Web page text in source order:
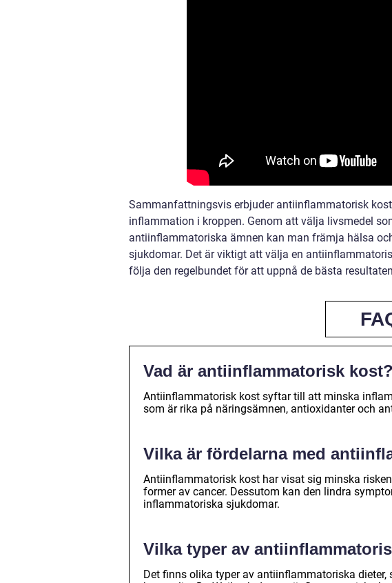
Sammanfattningsvis erbjuder antiinflammatorisk
inflammation i kroppen. Genom att välja livsmedel
antiinflammatoriska ämnen kan man främja hälsa
sjukdomar. Det är viktigt att välja en
följa den regelbundet för att uppnå de bästa
Vad är antiinflammatorisk kost?
Antiinflammatorisk kost syftar till att minska
som är rika på näringsämnen, antioxidanter och
Vilka är fördelarna med
Antiinflammatorisk kost har visat sig minska
former av cancer. Dessutom kan den lindra
inflammatoriska sjukdomar.
Vilka typer av
Det finns olika typer av antiinflammatoriska